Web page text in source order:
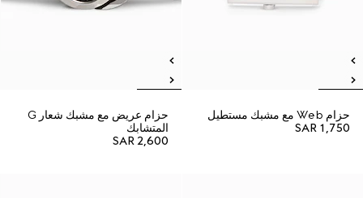
حزام Web مع مشبك مستطيل
SAR 1,750
حزام عريض مع مشبك شعار G
المتشابك
SAR 2,600